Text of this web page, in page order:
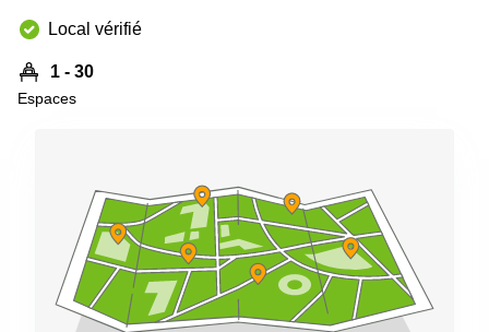
Local vérifié
1 - 30
Espaces